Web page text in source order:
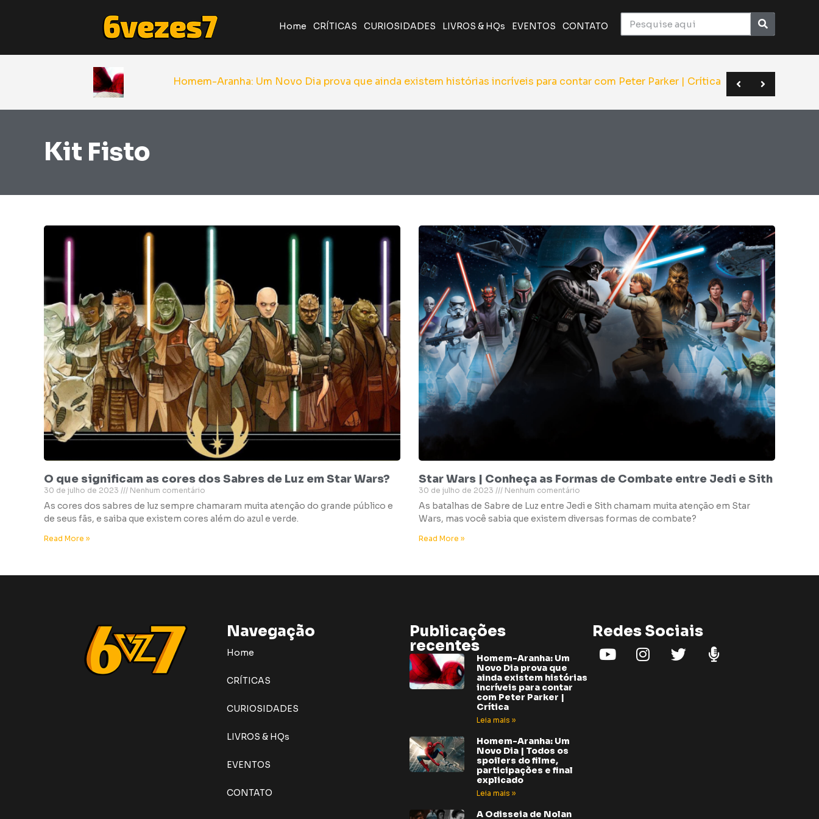
Home CRÍTICAS CURIOSIDADES LIVROS & HQs EVENTOS CONTATO
Hom
A Odisseia de Nolan transforma poema clássico em épico monumental do cinema | Crítica
Giancarlo Esposito revela que quase entrou para o elenco de Superman | Sana 2026
Yu Yu Hakusho será relançado pela JBC em novo formato | Anime Friends
Kit Fisto
O que significam as cores dos Sabres de Luz em Star Wars?
30 de julho de 2023 Nenhum comentário
As cores dos sabres de luz sempre chamaram muita atenção do grande público e
de seus fãs, e saiba que existem cores além do azul e verde.
Read More »
Star Wars | Conheça as Formas de Combate entre Jedi e Sith
30 de julho de 2023 Nenhum comentário
As batalhas de Sabre de Luz entre Jedi e Sith chamam muita atenção em Star
Wars, mas você sabia que existem diversas formas de combate?
Read More »
Navegação
Home
CRÍTICAS
CURIOSIDADES
LIVROS & HQs
EVENTOS
CONTATO
Publicações
recentes
Homem-Aranha: Um
Novo Dia prova que
ainda existem histórias
incríveis para contar
com Peter Parker |
Crítica
Leia mais »
Homem-Aranha: Um
Novo Dia | Todos os
spoilers do filme,
participações e final
explicado
Leia mais »
A Odisseia de Nolan
Redes Sociais